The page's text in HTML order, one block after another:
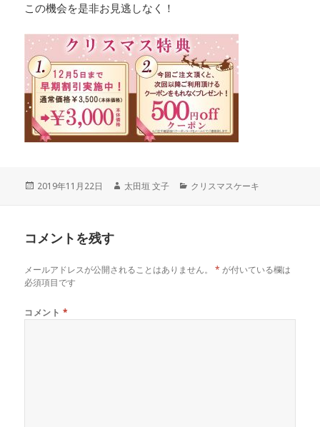
この機会を是非お見逃しなく！
投
2019年11月22日
作
太田垣 文子
カ
クリスマスケーキ
コメントを残す
メールアドレスが公開されることはありません。 * が付いている欄は
必須項目です
コメント *